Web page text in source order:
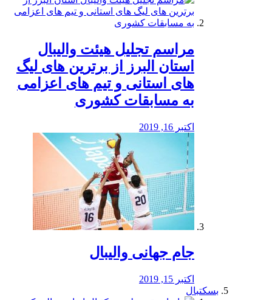
مراسم تجلیل هیئت والیبال
استان البرز از برترین های لیگ
های استانی و تیم های اعزامی
به مسابقات کشوری
اکتبر 16, 2019
جام جهانی والیبال
اکتبر 15, 2019
بسکتبال